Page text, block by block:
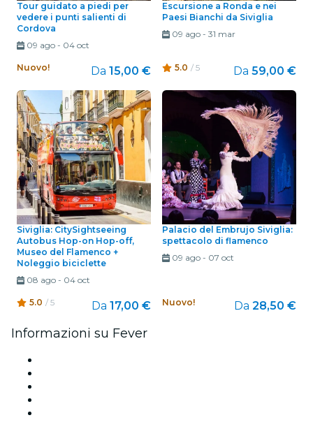
Tour guidato a piedi per
vedere i punti salienti di
Cordova
09 ago- 04 oct
Nuovo! Da 15,00 €
Escursione a Ronda e nei
Paesi Bianchi da Siviglia
09 ago- 31 mar
5.0 / 5 Da 59,00 €
Siviglia: CitySightseeing
Autobus Hop-on Hop-off,
Museo del Flamenco +
Noleggio biciclette
08 ago- 04 oct
5.0 / 5 Da 17,00 €
Palacio del Embrujo Siviglia:
spettacolo di flamenco
09 ago- 07 oct
Nuovo! Da 28,50 €
Informazioni su Fever